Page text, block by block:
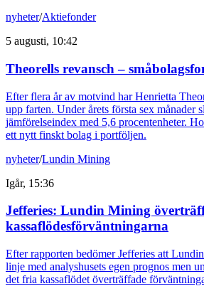
nyheter/Aktiefonder
5 augusti, 10:42
Theorells revansch –
Efter flera år av motvind har Henrietta
upp farten. Under årets första sex månader
jämförelseindex med 5,6 procentenheter.
ett nytt finskt bolag i portföljen.
nyheter/Lundin Mining
Igår, 15:36
Jefferies: Lundin Mining
kassaflödesförväntningarna
Efter rapporten bedömer Jefferies att
linje med analyshusets egen prognos men
det fria kassaflödet överträffade